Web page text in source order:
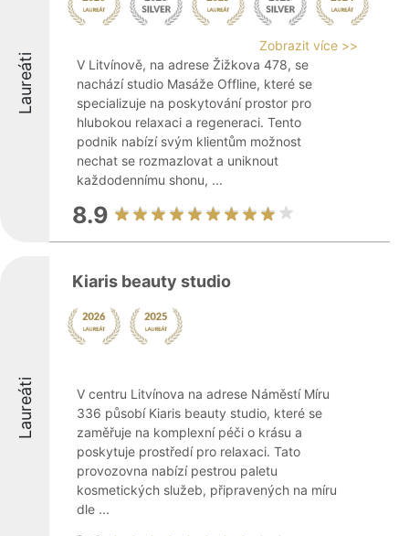
Laureáti
Zobrazit více >>
V Litvínově, na adrese Žižkova 478, se
nachází studio Masáže Offline, které se
specializuje na poskytování prostor pro
hlubokou relaxaci a regeneraci. Tento
podnik nabízí svým klientům možnost
nechat se rozmazlovat a uniknout
každodennímu shonu, ...
8.9
Laureáti
Kiaris beauty studio
V centru Litvínova na adrese Náměstí Míru
336 působí Kiaris beauty studio, které se
zaměřuje na komplexní péči o krásu a
poskytuje prostředí pro relaxaci. Tato
provozovna nabízí pestrou paletu
kosmetických služeb, připravených na míru
dle ...